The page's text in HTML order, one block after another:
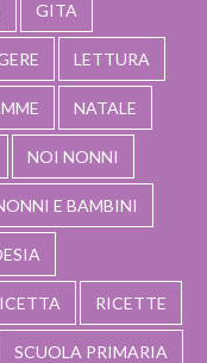
GITA
LETTURA
NATALE
NOI NONNI
E BAMBINI
RICETTE
SCUOLA PRIMARIA